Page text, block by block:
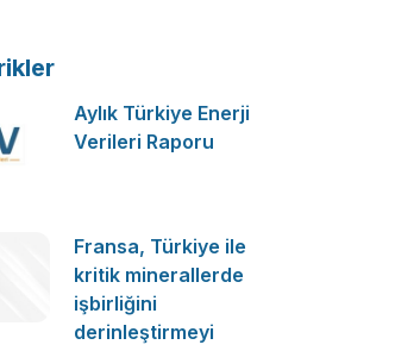
Aylık Türkiye Enerji
Verileri Raporu
Fransa, Türkiye ile
kritik minerallerde
işbirliğini
derinleştirmeyi